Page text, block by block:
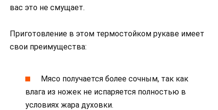
вас это не смущает.
Приготовление в этом термостойком рукаве имеет
свои преимущества:
Мясо получается более сочным, так как
влага из ножек не испаряется полностью в
условиях жара духовки.